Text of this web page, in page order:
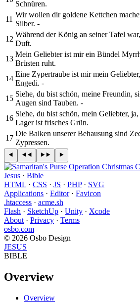
Schnüren.
11
Wir wollen dir goldene Kettchen
Silber. -
12
Während der König an seiner Tafel
Duft.
13
Mein Geliebter ist mir ein Bündel
Brüsten ruht.
14
Eine Zypertraube ist mir mein
Engedi. -
15
Siehe, du bist schön, meine Freundin,
Augen sind Tauben. -
16
Siehe, du bist schön, mein Geliebter,
Lager ist frisches Grün.
17
Die Balken unserer Behausung sind
Zypressen.
Jesus · Bible
HTML · CSS · JS · PHP· SVG
Applications · Editor· Favicon
.htaccess · acme.sh
Flash · SketchUp · Unity · Xcode
About · Privacy · Terms
osbo.com
© 2026 Osbo Design
JESUS
BIBLE
Overview
Overview